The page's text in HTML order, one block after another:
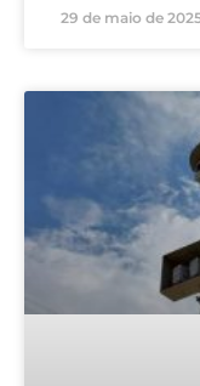
29 de maio de